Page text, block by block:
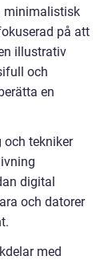
minimalistisk
på att
illustrativ
och
en
och tekniker
digital
och datorer
med